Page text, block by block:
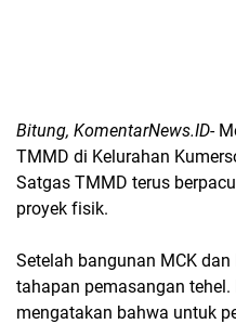
Bitung, KomentarNews.ID-
TMMD di Kelurahan
Satgas TMMD terus
proyek fisik.
Setelah bangunan MCK
tahapan pemasangan
mengatakan bahwa untuk